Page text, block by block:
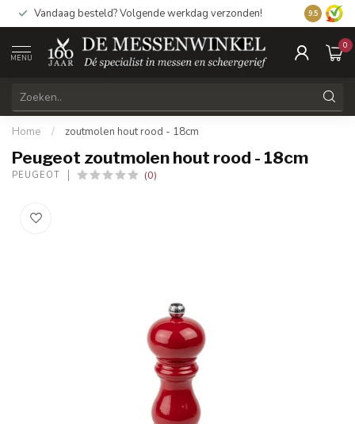
Vandaag besteld? Volgende werkdag verzonden! 9.5
MENU
0
Home / zoutmolen hout rood - 18cm
Peugeot zoutmolen hout rood - 18cm
PEUGEOT (0)